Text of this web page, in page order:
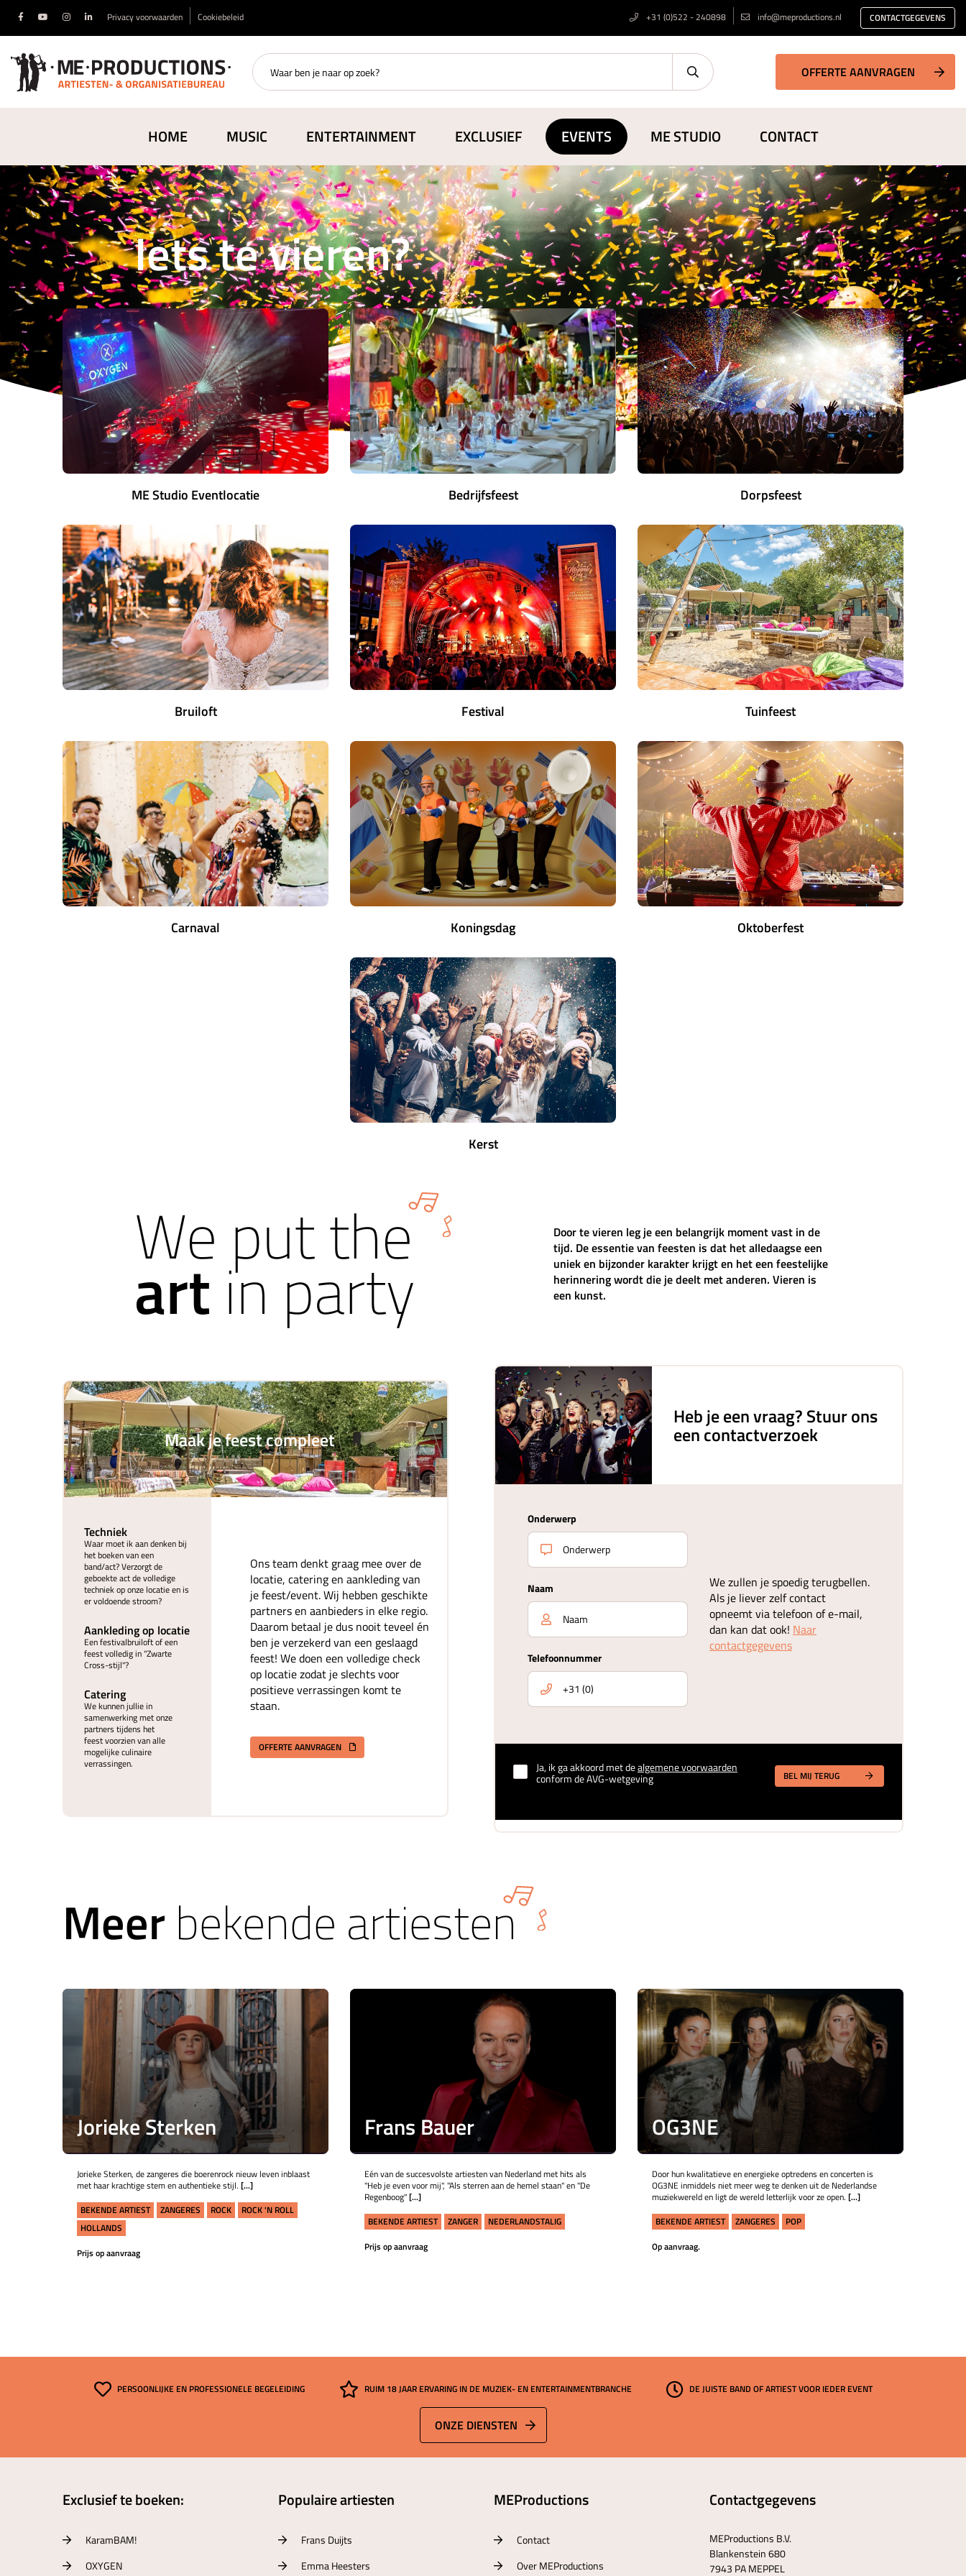
Privacy voorwaarden Cookiebeleid +31 (0)522 - 240898 info@meproductions.nl CONTACTGEGEVENS
OFFERTE AANVRAGEN
HOME MUSIC ENTERTAINMENT EXCLUSIEF EVENTS ME STUDIO CONTACT
Iets te vieren?
ME Studio Eventlocatie Bedrijfsfeest Dorpsfeest
Bruiloft Festival Tuinfeest
Carnaval Koningsdag Oktoberfest
Kerst
We put the
artin party
Door te vieren leg je een belangrijk moment vast in de
tijd. De essentie van feesten is dat het alledaagse een
uniek en bijzonder karakter krijgt en het een feestelijke
herinnering wordt die je deelt met anderen. Vieren is
een kunst.
Maak je feest compleet
Techniek
Waar moet ik aan denken bij
het boeken van een
band/act? Verzorgt de
geboekte act de volledige
techniek op onze locatie en is
er voldoende stroom?
Aankleding op locatie
Een festivalbruiloft of een
feest volledig in "Zwarte
Cross-stijl"?
Catering
We kunnen jullie in
samenwerking met onze
partners tijdens het
feest voorzien van alle
mogelijke culinaire
verrassingen.
Ons team denkt graag mee over de
locatie, catering en aankleding van
je feest/event. Wij hebben geschikte
partners en aanbieders in elke regio.
Daarom betaal je dus nooit teveel én
ben je verzekerd van een geslaagd
feest! We doen een volledige check
op locatie zodat je slechts voor
positieve verrassingen komt te
staan.
OFFERTE AANVRAGEN
Heb je een vraag? Stuur ons
een contactverzoek
Onderwerp
Naam
Telefoonnummer
We zullen je spoedig terugbellen.
Als je liever zelf contact
opneemt via telefoon of e-mail,
dan kan dat ook! Naar
contactgegevens
Ja, ik ga akkoord met dealgemene voorwaarden
conform de AVG-wetgeving BEL MIJ TERUG
Meer bekende artiesten
Jorieke Sterken
Jorieke Sterken, de zangeres die boerenrock nieuw leven inblaast
met haar krachtige stem en authentieke stijl. [...]
BEKENDE ARTIEST
ZANGERES ROCK
ROCK 'N ROLL
HOLLANDS
Prijs op aanvraag
Frans Bauer
Eén van de succesvolste artiesten van Nederland met hits als
"Heb je even voor mij", "Als sterren aan de hemel staan" en "De
Regenboog"[...]
BEKENDE ARTIEST
ZANGER
NEDERLANDSTALIG
Prijs op aanvraag
OG3NE
Door hun kwalitatieve en energieke optredens en concerten is
OG3NE inmiddels niet meer weg te denken uit de Nederlandse
muziekwereld en ligt de wereld letterlijk voor ze open. [...]
BEKENDE ARTIEST
ZANGERES
POP
Op aanvraag.
PERSOONLIJKE EN PROFESSIONELE BEGELEIDING RUIM 18 JAAR ERVARING IN DE MUZIEK- EN ENTERTAINMENTBRANCHE DE JUISTE BAND OF ARTIEST VOOR IEDER EVENT
ONZE DIENSTEN
Exclusief te boeken:
KaramBAM!
OXYGEN
Populaire artiesten
Frans Duijts
Emma Heesters
MEProductions
Contact
Over MEProductions
Contactgegevens
MEProductions B.V.
Blankenstein 680
7943 PA MEPPEL